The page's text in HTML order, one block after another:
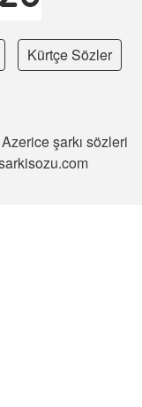
Kürtçe Sözler
şarkı sözleri